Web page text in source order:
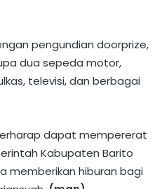
pengundian doorprize,
dua sepeda motor,
televisi, dan berbagai
dapat mempererat
Kabupaten Barito
memberikan hiburan bagi